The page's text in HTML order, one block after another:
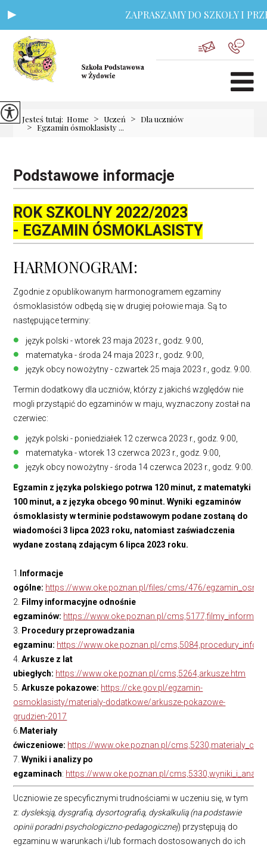
ZAPRASZAMY DO SZKOŁY I
Jesteś tutaj: Home > Uczeń > Dla uczniów
> Egzamin ósmoklasisty ...
Podstawowe informacje
ROK SZKOLNY 2022/2023
- EGZAMIN ÓSMOKLASISTY
HARMONOGRAM:
Zgodnie z opublikowanym harmonogramem egzaminy
ósmoklasistów odbędą się w drugiej połowie maja. Są to
następujące terminy:
język polski - wtorek 23 maja 2023 r., godz. 9:00,
matematyka - środa 24 maja 2023 r., godz. 9:00,
język obcy nowożytny - czwartek 25 maja 2023 r., godz. 9:00.
Termin dodatkowy dla uczniów, którzy z jakichś względów nie
mogli przystąpić do egzaminów w maju, wyznaczony został na
czerwiec:
język polski - poniedziałek 12 czerwca 2023 r., godz. 9:00,
matematyka - wtorek 13 czerwca 2023 r., godz. 9:00,
język obcy nowożytny - środa 14 czerwca 2023 r., godz. 9:00.
Egzamin z języka polskiego potrwa 120 minut, z matematyki
100 minut, a z języka obcego 90 minut. Wyniki egzaminów
ósmoklasisty w terminie podstawowym podane zostaną do
wiadomości 3 lipca 2023 roku, natomiast zaświadczenia
wydane zostaną zdającym 6 lipca 2023 roku.
1.
Informacje
ogólne: https://www.oke.poznan.pl/files/cms/476/
2.
Filmy informacyjne odnośnie
egzaminów: https://www.oke.poznan.pl/
3.
Procedury przeprowadzania
egzaminu: https://www.oke.poznan.pl/
4.Arkusze z lat
ubiegłych: https://www.oke.poznan.pl/cms,5264,arkusze.htm
5.Arkusze pokazowe: https://cke.gov.pl/egzamin-
osmoklasisty/materialy-dodatkowe/arkusze-pokazowe-
grudzien-2017
6. Materiały
ćwiczeniowe: https://www.oke.poznan.pl/
7.Wyniki i analizy po
egzaminach: https://www.oke.poznan.pl/
Uczniowie ze specyficznymi trudnościami w uczeniu się, w tym
z: dysleksją, dysgrafią, dysortografią, dyskalkulią (na podstawie
opinii poradni psychologiczno-pedagogicznej) przystępują do
‎egzaminu w warunkach i/lub formach dostosowanych do ich